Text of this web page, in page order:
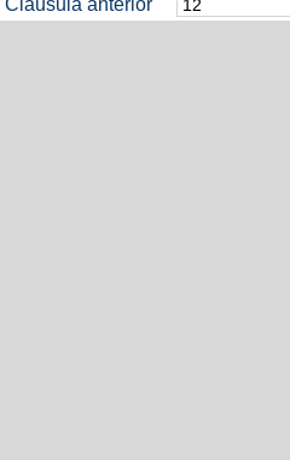
Cláusula anterior